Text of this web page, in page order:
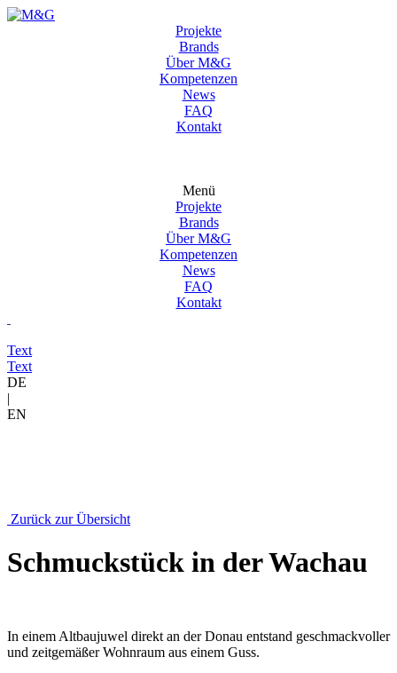
Projekte
Brands
Über M&G
Kompetenzen
News
FAQ
Kontakt
Menü
Projekte
Brands
Über M&G
Kompetenzen
News
FAQ
Kontakt
Text
Text
DE
|
EN
Zurück zur Übersicht
Schmuckstück in der Wachau
In einem Altbaujuwel direkt an der Donau entstand geschmackvoller
und zeitgemäßer Wohnraum aus einem Guss.